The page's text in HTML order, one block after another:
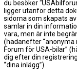
du besöker
ligger utanför detta
sidorna som skapats
samlar in din
vara, men är inte
(hädanefter “anonyma
Forum för USA-bilar”
dig efter din
“dina inlägg”).